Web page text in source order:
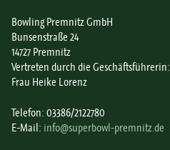
Bowling Premnitz GmbH
Bunsenstraße 24
14727 Premnitz
Vertreten durch die Geschäftsführerin:
Frau Heike Lorenz
Telefon: 03386/2122780
E-Mail: info@superbowl-premnitz.de